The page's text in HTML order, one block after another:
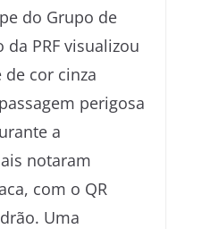
do Grupo de
PRF visualizou
de cor cinza
perigosa
a
notaram
com o QR
Uma